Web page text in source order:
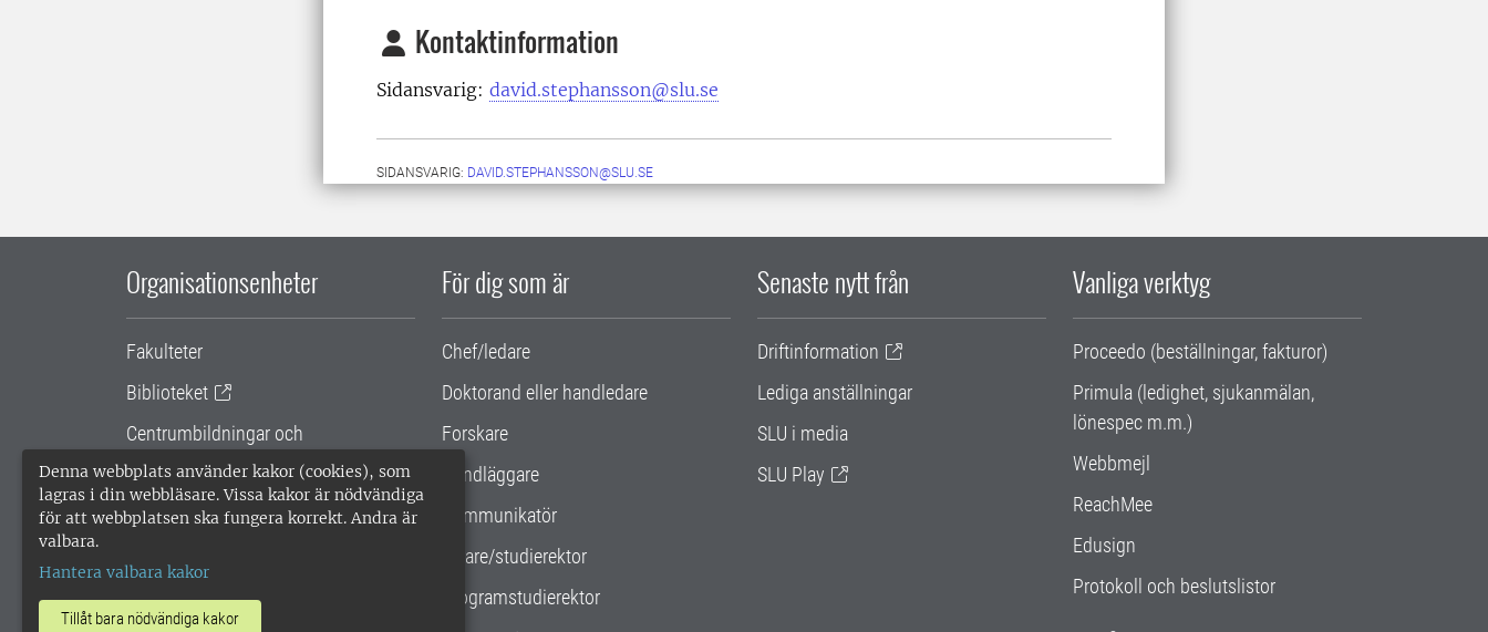
Denna webbplats använder kakor (cookies), som
lagras i din webbläsare. Vissa kakor är nödvändiga
för att webbplatsen ska fungera korrekt. Andra är
valbara.
Hantera valbara kakor
Tillåt bara nödvändiga kakor
Kontaktinformation
Sidansvarig: david.stephansson@slu.se
SIDANSVARIG: DAVID.STEPHANSSON@SLU.SE
Organisationsenheter
Fakulteter
Biblioteket
Centrumbildningar och
samarbetsprojekt
Gemensamma verksamhetsstödet
För dig som är
Chef/ledare
Doktorand eller handledare
Forskare
Handläggare
Kommunikatör
Lärare/studierektor
Programstudierektor
Senaste nytt från
Driftinformation
Lediga anställningar
SLU i media
SLU Play
Vanliga verktyg
Proceedo (beställningar, fakturor)
Primula (ledighet, sjukanmälan,
lönespec m.m.)
Webbmejl
ReachMee
Edusign
Protokoll och beslutslistor